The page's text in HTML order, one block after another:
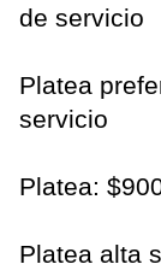
de servicio
Platea
servicio
Platea:
Platea alta